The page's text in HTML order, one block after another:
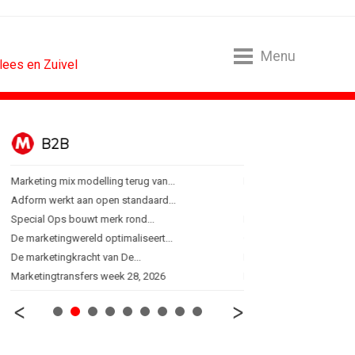
en Zuivel
Menu
B2B
Marketing mix modelling terug van...
Adform werkt aan open standaard...
Special Ops bouwt merk rond...
De marketingwereld optimaliseert...
De marketingkracht van De...
Marketingtransfers week 28, 2026